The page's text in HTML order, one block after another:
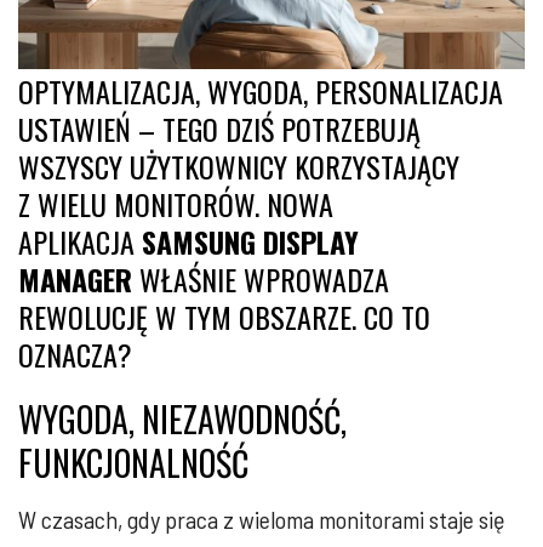
OPTYMALIZACJA, WYGODA, PERSONALIZACJA
USTAWIEŃ – TEGO DZIŚ POTRZEBUJĄ
WSZYSCY UŻYTKOWNICY KORZYSTAJĄCY
Z WIELU MONITORÓW. NOWA
APLIKACJA SAMSUNG DISPLAY
MANAGER WŁAŚNIE WPROWADZA
REWOLUCJĘ W TYM OBSZARZE. CO TO
OZNACZA?
WYGODA, NIEZAWODNOŚĆ,
FUNKCJONALNOŚĆ
W czasach, gdy praca z wieloma monitorami staje się